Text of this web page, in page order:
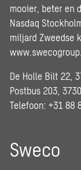
mooier, beter en
Nasdaq
miljard Zweedse
De Holle Bilt 22,
Postbus 203,
Telefoon: +31 88
Sweco